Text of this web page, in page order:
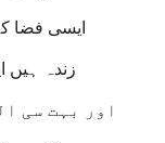
ایسی فضا
زندہ ہیں
اور بہت سی